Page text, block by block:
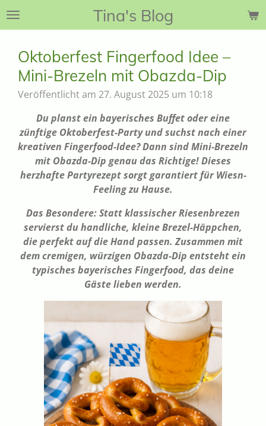
Zum
Tina's Blog
Oktoberfest Fingerfood Idee –
Mini-Brezeln mit Obazda-Dip
Veröffentlicht am 27. August 2025 um 10:18
Du planst ein bayerisches Buffet oder eine
zünftige Oktoberfest-Party und suchst nach einer
kreativen Fingerfood-Idee? Dann sind Mini-Brezeln
mit Obazda-Dip genau das Richtige! Dieses
herzhafte Partyrezept sorgt garantiert für Wiesn-
Feeling zu Hause.
Das Besondere: Statt klassischer Riesenbrezen
servierst du handliche, kleine Brezel-Häppchen,
die perfekt auf die Hand passen. Zusammen mit
dem cremigen, würzigen Obazda-Dip entsteht ein
typisches bayerisches Fingerfood, das deine
Gäste lieben werden.